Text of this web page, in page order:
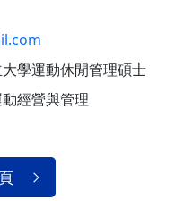
學運動休閒管理碩士
經營與管理